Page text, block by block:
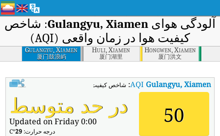
آلودگی هوای Gulangyu, Xiamen: شاخص
کیفیت هوا در زمان واقعی (AQI)
Gulangyu, Xiamen
厦门鼓浪屿
Huli, Xiamen
厦门湖里
Hongwen, Xiamen
厦门洪文
AQIGulangyu, Xiamen
: شاخص کیفیت هوای بی‌درنگ Gulangyu, Xiamen (AQI).
50 در حد متوسط
Updated on Friday 0:00
درجه حرارت:29
°C